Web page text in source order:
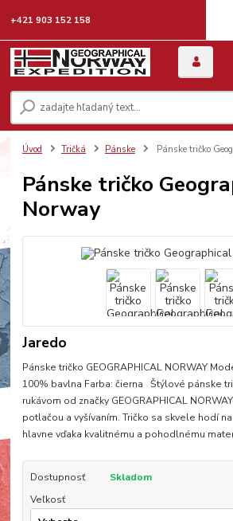
+421 903 152 158
Úvod Tričká Pánske Pánske tričko
Pánske tričko
Norway
Jaredo
Pánske tričko GEOGRAPHICAL NORWAY
100% bavlna Farba: čierna Štýlové pánske
rukávom od značky GEOGRAPHICAL
potlačou a vyšívaním. Tričko sa skvele hodí
hlavne vďaka kvalitnému a pohodlnému
Dostupnosť
Skladom
Veľkosť